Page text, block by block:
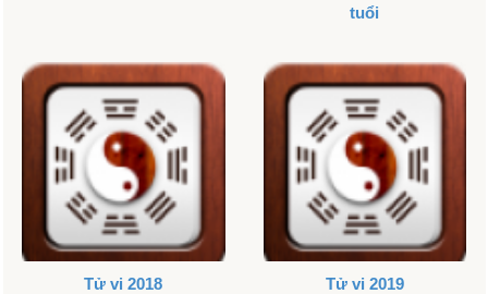
tuổi
Tử vi 2018 Tử vi 2019